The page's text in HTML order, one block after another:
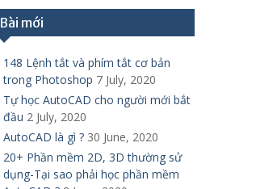
Bài mới
148 Lệnh tắt và phím tắt cơ bản
trong Photoshop 7 July, 2020
Tự học AutoCAD cho người mới bắt
đầu 2 July, 2020
AutoCAD là gì ? 30 June, 2020
20+ Phần mềm 2D, 3D thường sử
dụng-Tại sao phải học phần mềm